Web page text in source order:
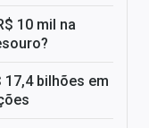
10 mil na
17,4 bilhões em